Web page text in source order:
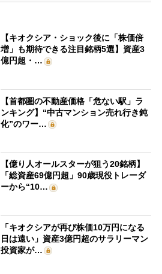
【キオクシア・ショック後に「株価倍
増」も期待できる注目銘柄5選】資産3
億円超・…
【首都圏の不動産価格「危ない駅」ラ
ンキング】“中古マンション売れ行き鈍
化”のワー…
【億り人オールスターが狙う20銘柄】
「総資産69億円超」90歳現役トレーダ
ーから“10…
「キオクシアが再び株価10万円になる
日は遠い」資産3億円超のサラリーマン
投資家が…